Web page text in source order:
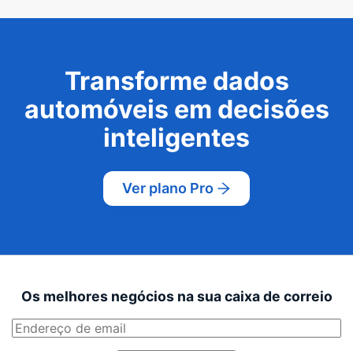
Transforme dados
automóveis em decisões
inteligentes
Ver plano Pro
Os melhores negócios na sua caixa de correio